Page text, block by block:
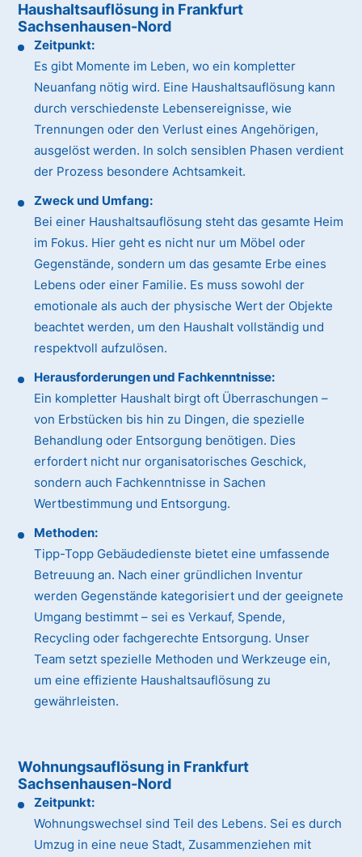
Haushaltsauflösung in Frankfurt
Sachsenhausen-Nord
Zeitpunkt:
Es gibt Momente im Leben, wo ein kompletter
Neuanfang nötig wird. Eine Haushaltsauflösung kann
durch verschiedenste Lebensereignisse, wie
Trennungen oder den Verlust eines Angehörigen,
ausgelöst werden. In solch sensiblen Phasen verdient
der Prozess besondere Achtsamkeit.
Zweck und Umfang:
Bei einer Haushaltsauflösung steht das gesamte Heim
im Fokus. Hier geht es nicht nur um Möbel oder
Gegenstände, sondern um das gesamte Erbe eines
Lebens oder einer Familie. Es muss sowohl der
emotionale als auch der physische Wert der Objekte
beachtet werden, um den Haushalt vollständig und
respektvoll aufzulösen.
Herausforderungen und Fachkenntnisse:
Ein kompletter Haushalt birgt oft Überraschungen –
von Erbstücken bis hin zu Dingen, die spezielle
Behandlung oder Entsorgung benötigen. Dies
erfordert nicht nur organisatorisches Geschick,
sondern auch Fachkenntnisse in Sachen
Wertbestimmung und Entsorgung.
Methoden:
Tipp-Topp Gebäudedienste bietet eine umfassende
Betreuung an. Nach einer gründlichen Inventur
werden Gegenstände kategorisiert und der geeignete
Umgang bestimmt – sei es Verkauf, Spende,
Recycling oder fachgerechte Entsorgung. Unser
Team setzt spezielle Methoden und Werkzeuge ein,
um eine effiziente Haushaltsauflösung zu
gewährleisten.
Wohnungsauflösung in Frankfurt
Sachsenhausen-Nord
Zeitpunkt:
Wohnungswechsel sind Teil des Lebens. Sei es durch
Umzug in eine neue Stadt, Zusammenziehen mit